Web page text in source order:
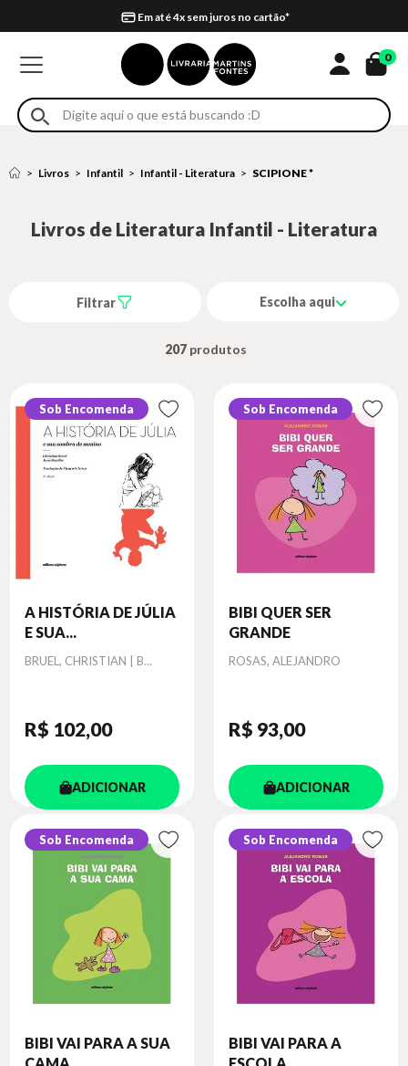
Formas de entrega
Compra 100% segura
Em até 4x sem juros no cartão*
Retire na loja
Eventos
0
Livros Infantil Infantil - Literatura SCIPIONE *
Livros de Literatura Infantil - Literatura
Filtrar Escolha aqui
207
Sob Encomenda
A HISTÓRIA DE JÚLIA
E SUA...
Autor
BRUEL, CHRISTIAN | B...
R$ 102,00
ADICIONAR
Sob Encomenda
BIBI QUER SER
GRANDE
Autor
ROSAS, ALEJANDRO
R$ 93,00
ADICIONAR
Sob Encomenda
BIBI VAI PARA A SUA
Sob Encomenda
BIBI VAI PARA A